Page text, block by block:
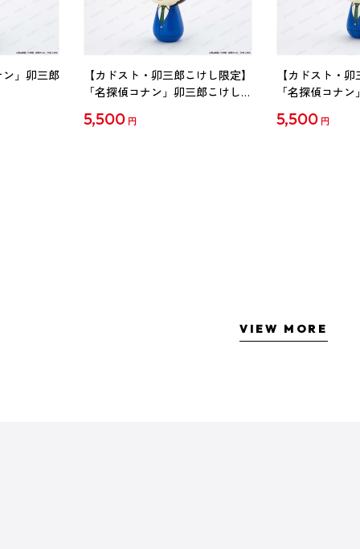
」卯三郎
【カドスト・卯三郎こけし限定】
「名探偵コナン」卯三郎こけし
5,500 円
【カドスト・
「名探偵コナ
5,500 円
VIEW MORE